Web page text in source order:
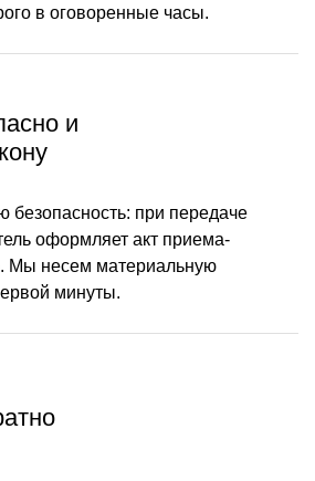
в оговоренные часы.
и
безопасность: при передаче
оформляет акт приема-
Мы несем материальную
минуты.